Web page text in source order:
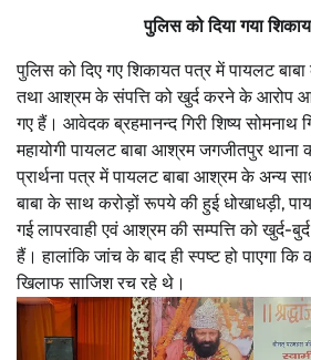
पुलिस को दिया गया
पुलिस को दिए गए शिकायत पत्र में पायलट
तथा आश्रम के संपत्ति को खुर्द करने के आरोप
गए हैं। आवेदक ब्रहमानन्द गिरी शिष्य सोमनाथ
महायोगी पायलट बाबा आश्रम जगजीतपुर थाना
प्रार्थना पत्र में पायलट बाबा आश्रम के अन्य
बाबा के साथ करोड़ों रूपये की हुई धोखाधड़ी,
गई लापरवाही एवं आश्रम की सम्पत्ति को खुर्द-
हैं। हालांकि जांच के बाद ही स्पष्ट हो पाएगा
खिलाफ साजिश रच रहे थे।